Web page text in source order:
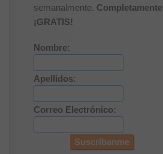
semanalmente. Completamente
¡GRATIS!
Nombre:
Apellidos:
Correo Electrónico: